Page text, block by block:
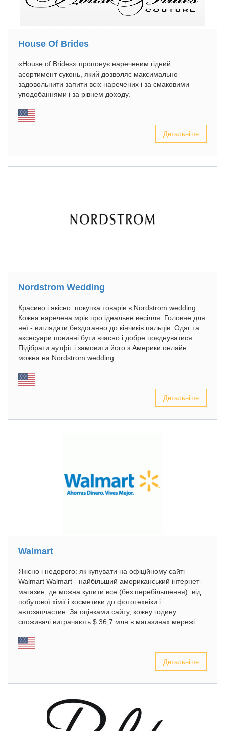
House Of Brides
«House of Brides» пропонує нареченим гідний
асортимент суконь, який дозволяє максимально
задовольнити запити всіх наречених і за смаковими
уподобаннями і за рівнем доходу.
Детальніше
Nordstrom Wedding
Красиво і якісно: покупка товарів в Nordstrom wedding
Кожна наречена мріє про ідеальне весілля. Головне для
неї - виглядати бездоганно до кінчиків пальців. Одяг та
аксесуари повинні бути вчасно і добре поєднуватися.
Підібрати аутфіт і замовити його з Америки онлайн
можна на Nordstrom wedding...
Детальніше
Walmart
Якісно і недорого: як купувати на офіційному сайті
Walmart Walmart - найбільший американський інтернет-
магазин, де можна купити все (без перебільшення): від
побутової хімії і косметики до фототехніки і
автозапчастин. За оцінками сайту, кожну годину
споживачі витрачають $ 36,7 млн в магазинах мережі...
Детальніше